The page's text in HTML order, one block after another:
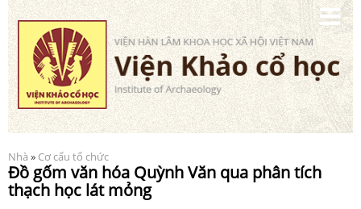
Nhảy
đến
nội
dung
Bạn đang ở đây
Nhà » Cơ cấu tổ chức
Đồ gốm văn hóa Quỳnh Văn qua phân tích
thạch học lát mỏng